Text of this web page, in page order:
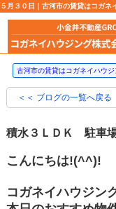
５月３０日｜古河市の賃貸はコガネ
古河市の賃貸はコガネイハウジ
＜＜ ブログの一覧へ戻る
積水３ＬＤＫ 駐車
こんにちは!(^^)!
コガネイハウジン